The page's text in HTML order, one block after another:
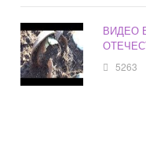
ВИДЕО
5263